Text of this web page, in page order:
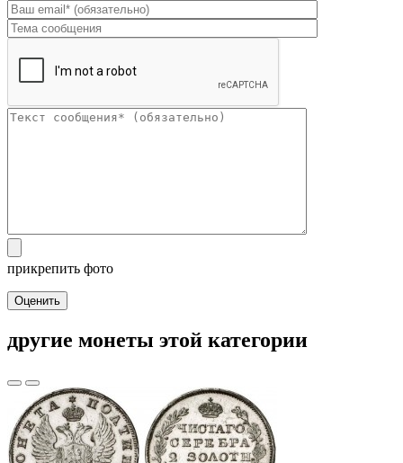
прикрепить фото
Оценить
другие монеты этой категории